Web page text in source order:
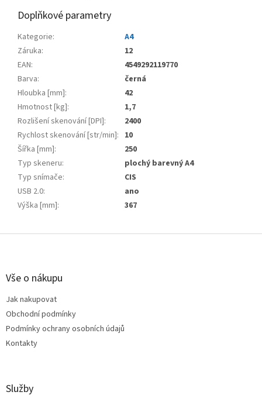
Doplňkové parametry
Kategorie:
A4
Záruka:
12
EAN:
4549292119770
Barva:
černá
Hloubka [mm]:
42
Hmotnost [kg]:
1,7
Rozlišení skenování [DPI]:
2400
Rychlost skenování [str/min]: 10
Šířka [mm]:
250
Typ skeneru:
plochý barevný A4
Typ snímače:
CIS
USB 2.0:
ano
Výška [mm]: 367
Z
Vše o nákupu
Jak nakupovat
Obchodní podmínky
Podmínky ochrany osobních údajů
Kontakty
Služby